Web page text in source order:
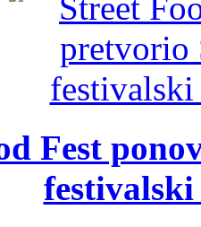
Fest